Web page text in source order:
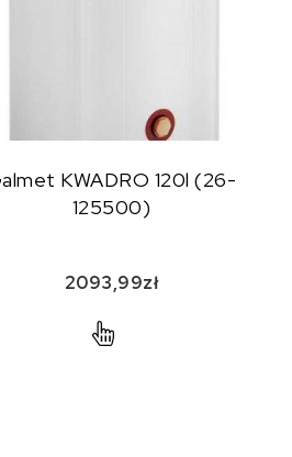
KWADRO 120l (26-
125500)
2093,99zł